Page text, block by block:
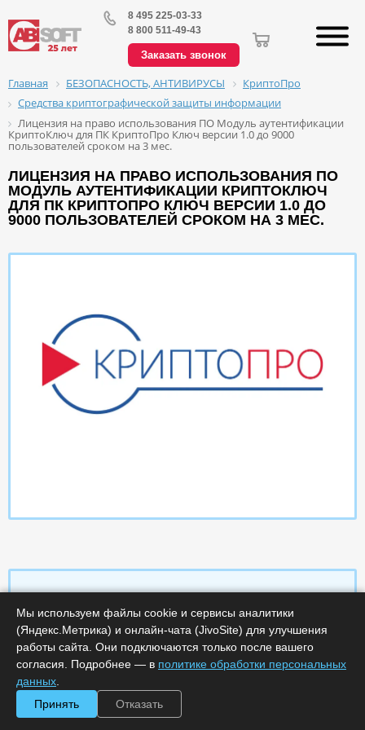
8 495 225-03-33
8 800 511-49-43
Заказать звонок
Главная БЕЗОПАСНОСТЬ, АНТИВИРУСЫ
КриптоПро
Средства криптографической защиты информации
Лицензия на право использования ПО Модуль аутентификации
КриптоКлюч для ПК КриптоПро Ключ версии 1.0 до 9000
пользователей сроком на 3 мес.
ЛИЦЕНЗИЯ НА ПРАВО ИСПОЛЬЗОВАНИЯ ПО
МОДУЛЬ АУТЕНТИФИКАЦИИ КРИПТОКЛЮЧ
ДЛЯ ПК КРИПТОПРО КЛЮЧ ВЕРСИИ 1.0 ДО
9000 ПОЛЬЗОВАТЕЛЕЙ СРОКОМ НА 3 МЕС.
Характеристики
Срок поставки, дней :14
Код :
0000-358788
Обработка заказа :
Мы используем файлы cookie и сервисы аналитики
(Яндекс.Метрика) и онлайн-чата (JivoSite) для улучшения
работы сайта. Они подключаются только после вашего
согласия. Подробнее — в политике обработки персональных
данных
Принять
Отказать